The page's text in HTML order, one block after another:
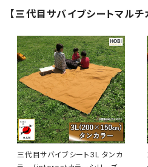
レジャー マット 軍幕 黒 [MADE
【三代目サバイブシートマルチ
三代目サバイブシート3L タンカ